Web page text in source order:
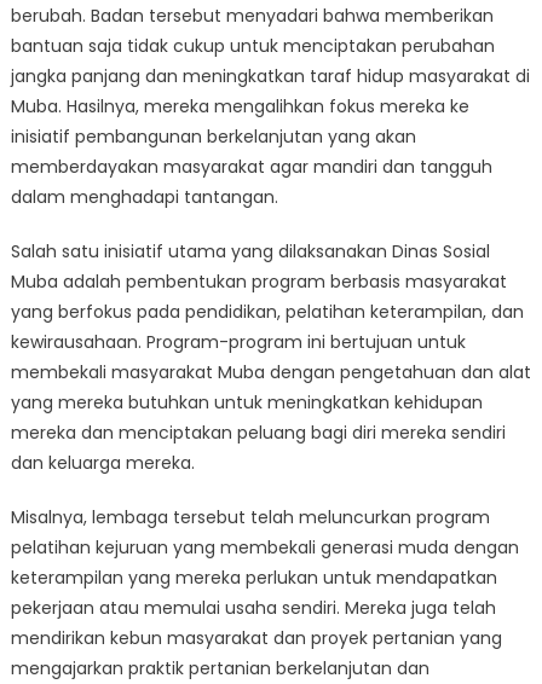
berubah. Badan tersebut menyadari bahwa memberikan
bantuan saja tidak cukup untuk menciptakan perubahan
jangka panjang dan meningkatkan taraf hidup masyarakat di
Muba. Hasilnya, mereka mengalihkan fokus mereka ke
inisiatif pembangunan berkelanjutan yang akan
memberdayakan masyarakat agar mandiri dan tangguh
dalam menghadapi tantangan.
Salah satu inisiatif utama yang dilaksanakan Dinas Sosial
Muba adalah pembentukan program berbasis masyarakat
yang berfokus pada pendidikan, pelatihan keterampilan, dan
kewirausahaan. Program-program ini bertujuan untuk
membekali masyarakat Muba dengan pengetahuan dan alat
yang mereka butuhkan untuk meningkatkan kehidupan
mereka dan menciptakan peluang bagi diri mereka sendiri
dan keluarga mereka.
Misalnya, lembaga tersebut telah meluncurkan program
pelatihan kejuruan yang membekali generasi muda dengan
keterampilan yang mereka perlukan untuk mendapatkan
pekerjaan atau memulai usaha sendiri. Mereka juga telah
mendirikan kebun masyarakat dan proyek pertanian yang
mengajarkan praktik pertanian berkelanjutan dan